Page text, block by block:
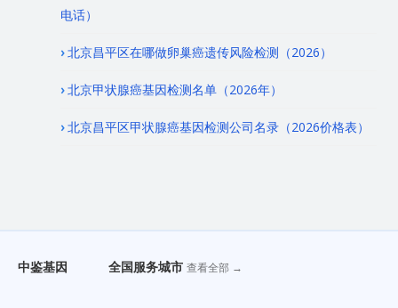
电话）
北京昌平区在哪做卵巢癌遗传风险检测（2026）
北京甲状腺癌基因检测名单（2026年）
北京昌平区甲状腺癌基因检测公司名录（2026价格表）
中鉴基因 全国服务城市 查看全部 →